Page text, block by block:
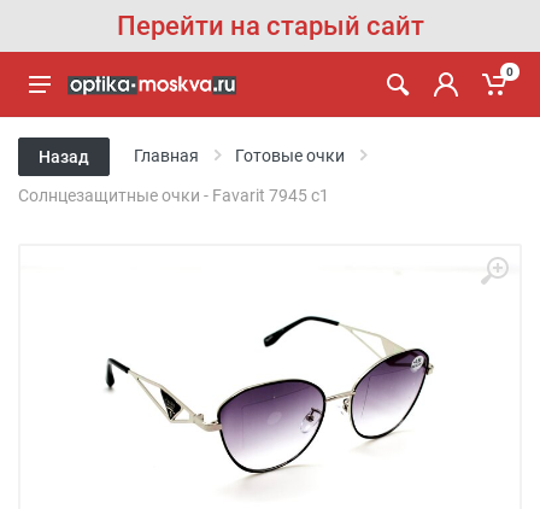
Перейти на старый сайт
0
Назад Главная Готовые очки
Солнцезащитные очки - Favarit 7945 с1